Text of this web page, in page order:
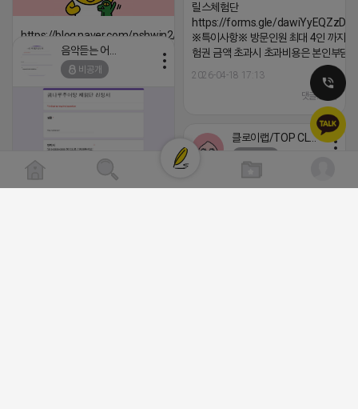
릴스체험단
https://forms.gle/
※특이사항※ 방문인원 최대 4인 까지
험권 금액 초과시 초과비용은 본인부담
2026-04-18 17:13
댓글:20개
https://blog.naver.com/pshwin2/224023970047
2026-04-18 17:12
비공개
[남양주/화도읍] 마석역 바로앞 넓은 매장과, 프
클로이랩/TOP CLASS